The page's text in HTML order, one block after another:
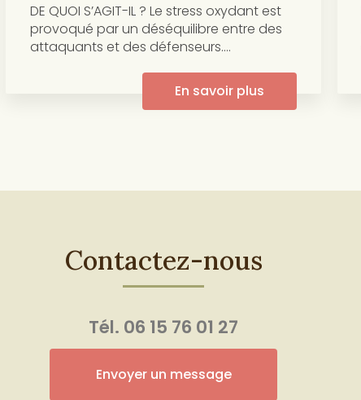
DE QUOI S’AGIT-IL ? Le stress oxydant est
provoqué par un déséquilibre entre des
attaquants et des défenseurs....
En savoir plus
Contactez-nous
Tél. 06 15 76 01 27
Envoyer un message